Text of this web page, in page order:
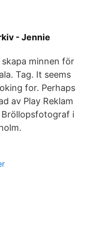
- Jennie
minnen för
Tag. It seems
for. Perhaps
av Play Reklam
i